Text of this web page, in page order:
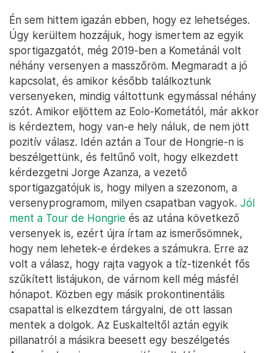
Én sem hittem igazán ebben, hogy ez lehetséges.
Úgy kerültem hozzájuk, hogy ismertem az egyik
sportigazgatót, még 2019-ben a Kometánál volt
néhány versenyen a masszőröm. Megmaradt a jó
kapcsolat, és amikor később találkoztunk
versenyeken, mindig váltottunk egymással néhány
szót. Amikor eljöttem az Eolo-Kometától, már akkor
is kérdeztem, hogy van-e hely náluk, de nem jött
pozitív válasz. Idén aztán a Tour de Hongrie-n is
beszélgettünk, és feltűnő volt, hogy elkezdett
kérdezgetni Jorge Azanza, a vezető
sportigazgatójuk is, hogy milyen a szezonom, a
versenyprogramom, milyen csapatban vagyok. Jól
ment a Tour de Hongrie és az utána következő
versenyek is, ezért újra írtam az ismerősömnek,
hogy nem lehetek-e érdekes a számukra. Erre az
volt a válasz, hogy rajta vagyok a tíz-tizenkét fős
szűkített listájukon, de várnom kell még másfél
hónapot. Közben egy másik prokontinentális
csapattal is elkezdtem tárgyalni, de ott lassan
mentek a dolgok. Az Euskalteltől aztán egyik
pillanatról a másikra beesett egy beszélgetés